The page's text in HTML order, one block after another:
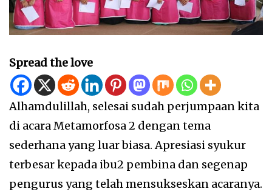
Spread the love
Alhamdulillah, selesai sudah perjumpaan kita
di acara Metamorfosa 2 dengan tema
sederhana yang luar biasa. Apresiasi syukur
terbesar kepada ibu2 pembina dan segenap
pengurus yang telah mensukseskan acaranya.